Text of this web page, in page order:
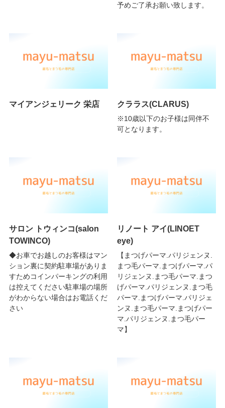
予めご了承お願い致します。
マイアンジェリーク 栄店 クララス(CLARUS)
※10歳以下のお子様は同伴不
可となります。
サロン トウィンコ(salon
TOWINCO)
◆お車でお越しのお客様はマン
ション裏に契約駐車場がありま
すためコインパーキングの利用
は控えてください駐車場の場所
がわからない場合はお電話くだ
さい
リノート アイ(LINOET
eye)
【まつげパーマ.パリジェンヌ.
まつ毛パーマ.まつげパーマ.パ
リジェンヌ.まつ毛パーマ.まつ
げパーマ.パリジェンヌ.まつ毛
パーマ.まつげパーマ.パリジェ
ンヌ.まつ毛パーマ.まつげパー
マ.パリジェンヌ.まつ毛パー
マ】